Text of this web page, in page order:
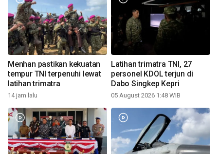
Menhan pastikan kekuatan
tempur TNI terpenuhi lewat
latihan trimatra
14 jam lalu
Latihan trimatra TNI, 27
personel KDOL terjun di
Dabo Singkep Kepri
05 August 2026 1:48 WIB